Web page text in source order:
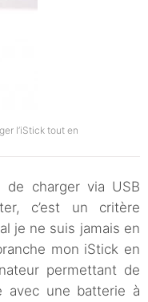
l’iStick tout en
de charger via USB
c’est un critère
je ne suis jamais en
mon iStick en
permettant de
avec une batterie à